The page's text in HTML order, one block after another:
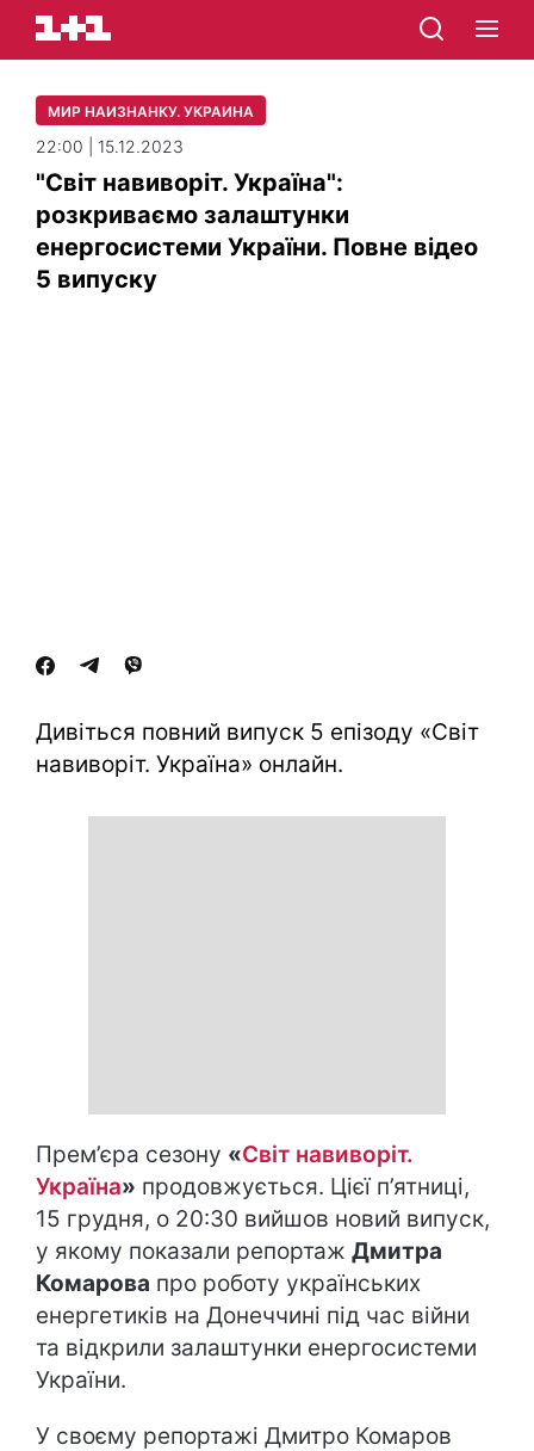
МИР НАИЗНАНКУ. УКРАИНА
22:00 | 15.12.2023
"Світ навиворіт. Україна":
розкриваємо залаштунки
енергосистеми України. Повне відео
5 випуску
Дивіться повний випуск 5 епізоду «Світ
навиворіт. Україна» онлайн.
Прем’єра сезону «Світ навиворіт.
Україна» продовжується. Цієї п’ятниці,
15 грудня, о 20:30 вийшов новий випуск,
у якому показали репортаж Дмитра
Комарова про роботу українських
енергетиків на Донеччині під час війни
та відкрили залаштунки енергосистеми
України.
У своєму репортажі Дмитро Комаров